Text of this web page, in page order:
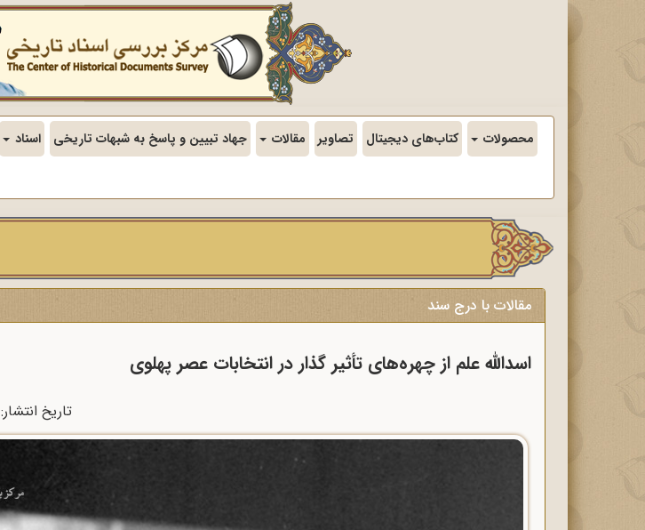
محصولات کتاب‌های دیجیتال تصاویر مقالات جهاد تبیین و پاسخ به شبهات تاریخی اسناد
مقالات با درج سند
اسدالله علم از چهره‌های تأثیر گذار در انتخابات عصر پهلوی
تاریخ انتشار: 24 فروردين 1404